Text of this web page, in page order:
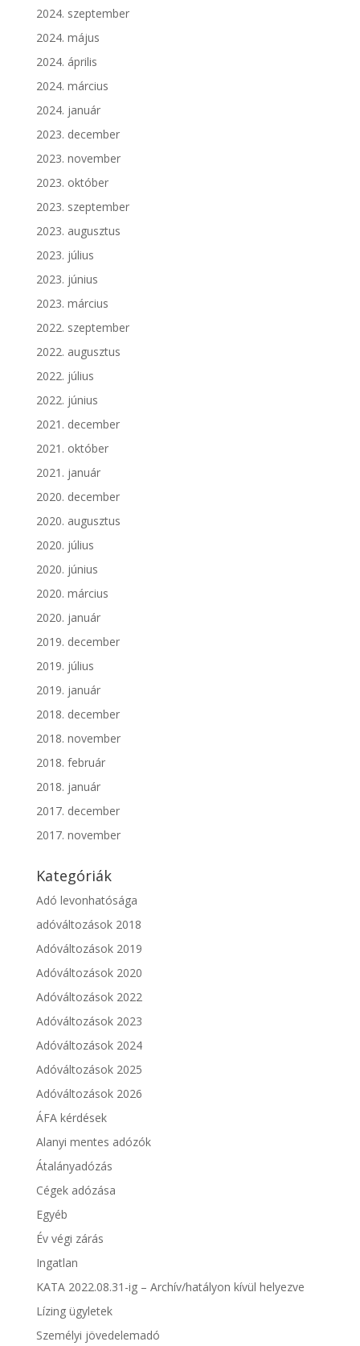
2024. szeptember
2024. május
2024. április
2024. március
2024. január
2023. december
2023. november
2023. október
2023. szeptember
2023. augusztus
2023. július
2023. június
2023. március
2022. szeptember
2022. augusztus
2022. július
2022. június
2021. december
2021. október
2021. január
2020. december
2020. augusztus
2020. július
2020. június
2020. március
2020. január
2019. december
2019. július
2019. január
2018. december
2018. november
2018. február
2018. január
2017. december
2017. november
Kategóriák
Adó levonhatósága
adóváltozások 2018
Adóváltozások 2019
Adóváltozások 2020
Adóváltozások 2022
Adóváltozások 2023
Adóváltozások 2024
Adóváltozások 2025
Adóváltozások 2026
ÁFA kérdések
Alanyi mentes adózók
Átalányadózás
Cégek adózása
Egyéb
Év végi zárás
Ingatlan
KATA 2022.08.31-ig – Archív/hatályon kívül helyezve
Lízing ügyletek
Személyi jövedelemadó